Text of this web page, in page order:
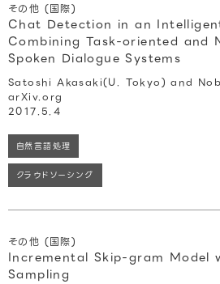
その他 (国際)
Chat Detection in an
Combining Task-oriented and
Spoken Dialogue Systems
Satoshi Akasaki(U. Tokyo) and
arXiv.org
2017.5.4
自然言語処理
クラウドソーシング
その他 (国際)
Incremental Skip-gram Model
Sampling